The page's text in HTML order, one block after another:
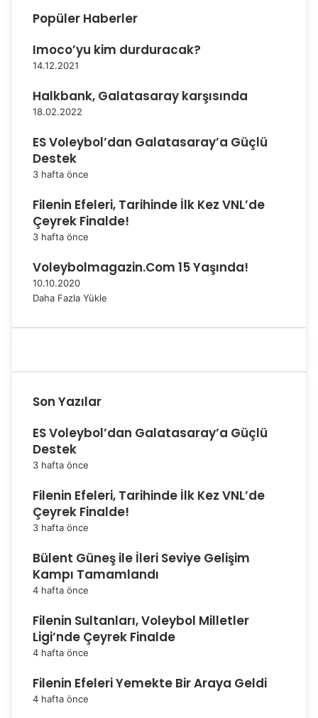
l
d
i
e
s
'
n
!
d
i
r
Popüler Haberler
Imoco’yu kim durduracak?
14.12.2021
Halkbank, Galatasaray karşısında
18.02.2022
ES Voleybol’dan Galatasaray’a Güçlü
Destek
3 hafta önce
Filenin Efeleri, Tarihinde İlk Kez VNL’de
Çeyrek Finalde!
3 hafta önce
Voleybolmagazin.Com 15 Yaşında!
10.10.2020
Daha Fazla Yükle
Son Yazılar
ES Voleybol’dan Galatasaray’a Güçlü
Destek
3 hafta önce
Filenin Efeleri, Tarihinde İlk Kez VNL’de
Çeyrek Finalde!
3 hafta önce
Bülent Güneş ile İleri Seviye Gelişim
Kampı Tamamlandı
4 hafta önce
Filenin Sultanları, Voleybol Milletler
Ligi’nde Çeyrek Finalde
4 hafta önce
Filenin Efeleri Yemekte Bir Araya Geldi
4 hafta önce